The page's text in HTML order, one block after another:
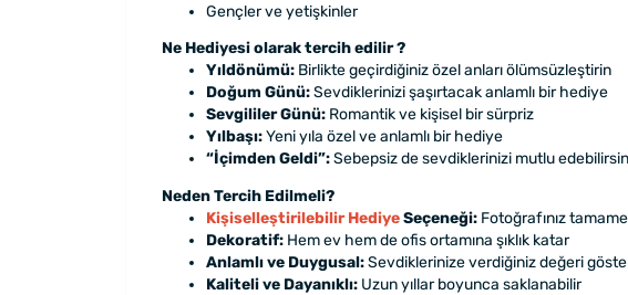
Gençler ve yetişkinler
Ne Hediyesi olarak tercih edilir ?
Yıldönümü: Birlikte geçirdiğiniz özel anları ölümsüzleştirin
Doğum Günü:Sevdiklerinizi şaşırtacak anlamlı bir hediye
Sevgililer Günü: Romantik ve kişisel bir sürpriz
Yılbaşı:Yeni yıla özel ve anlamlı bir hediye
“İçimden Geldi”:Sebepsiz de sevdiklerinizi mutlu
Neden Tercih Edilmeli?
Kişiselleştirilebilir HediyeSeçeneği: Fotoğrafınız
Dekoratif: Hem ev hem de ofis ortamına şıklık katar
Anlamlı ve Duygusal:Sevdiklerinize verdiğiniz değeri
Kaliteli ve Dayanıklı: Uzun yıllar boyunca saklanabilir